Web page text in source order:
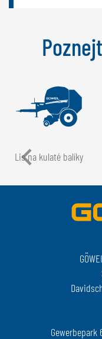
Lis na kulaté balíky
Gewerbepark